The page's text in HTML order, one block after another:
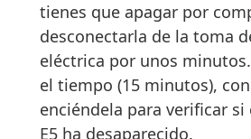
tienes que apagar por
desconectarla de la toma
eléctrica por unos
el tiempo (15 minutos),
enciéndela para verificar
E5 ha desaparecido.